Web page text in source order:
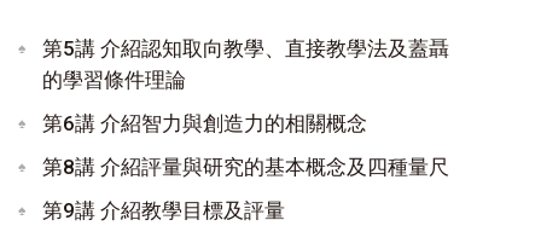
第5講 介紹認知取向教學、直接教學法及蓋聶
的學習條件理論
第6講 介紹智力與創造力的相關概念
第8講 介紹評量與研究的基本概念及四種量尺
第9講 介紹教學目標及評量